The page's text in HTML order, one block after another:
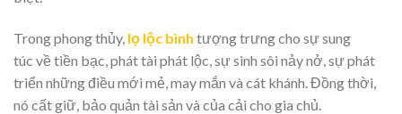
Trong phong thủy, lọ lộc bình tượng trưng cho sự sung
túc về tiền bạc, phát tài phát lộc, sự sinh sôi nảy nở, sự phát
triển những điều mới mẻ, may mắn và cát khánh. Đồng thời,
nó cất giữ, bảo quản tài sản và của cải cho gia chủ.